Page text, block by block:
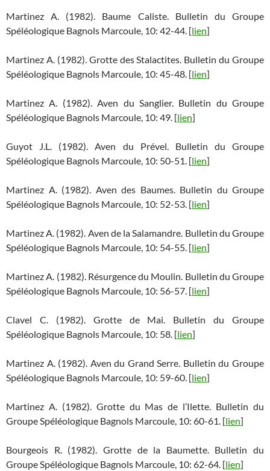
Martinez A. (1982). Baume Caliste. Bulletin du Groupe
Spéléologique Bagnols Marcoule, 10: 42-44. [lien]
Martinez A. (1982). Grotte des Stalactites. Bulletin du Groupe
Spéléologique Bagnols Marcoule, 10: 45-48. [lien]
Martinez A. (1982). Aven du Sanglier. Bulletin du Groupe
Spéléologique Bagnols Marcoule, 10: 49. [lien]
Guyot J.L. (1982). Aven du Prével. Bulletin du Groupe
Spéléologique Bagnols Marcoule, 10: 50-51. [lien]
Martinez A. (1982). Aven des Baumes. Bulletin du Groupe
Spéléologique Bagnols Marcoule, 10: 52-53. [lien]
Martinez A. (1982). Aven de la Salamandre. Bulletin du Groupe
Spéléologique Bagnols Marcoule, 10: 54-55. [lien]
Martinez A. (1982). Résurgence du Moulin. Bulletin du Groupe
Spéléologique Bagnols Marcoule, 10: 56-57. [lien]
Clavel C. (1982). Grotte de Mai. Bulletin du Groupe
Spéléologique Bagnols Marcoule, 10: 58. [lien]
Martinez A. (1982). Aven du Grand Serre. Bulletin du Groupe
Spéléologique Bagnols Marcoule, 10: 59-60. [lien]
Martinez A. (1982). Grotte du Mas de l’Ilette. Bulletin du
Groupe Spéléologique Bagnols Marcoule, 10: 60-61. [lien]
Bourgeois R. (1982). Grotte de la Baumette. Bulletin du
Groupe Spéléologique Bagnols Marcoule, 10: 62-64. [lien]